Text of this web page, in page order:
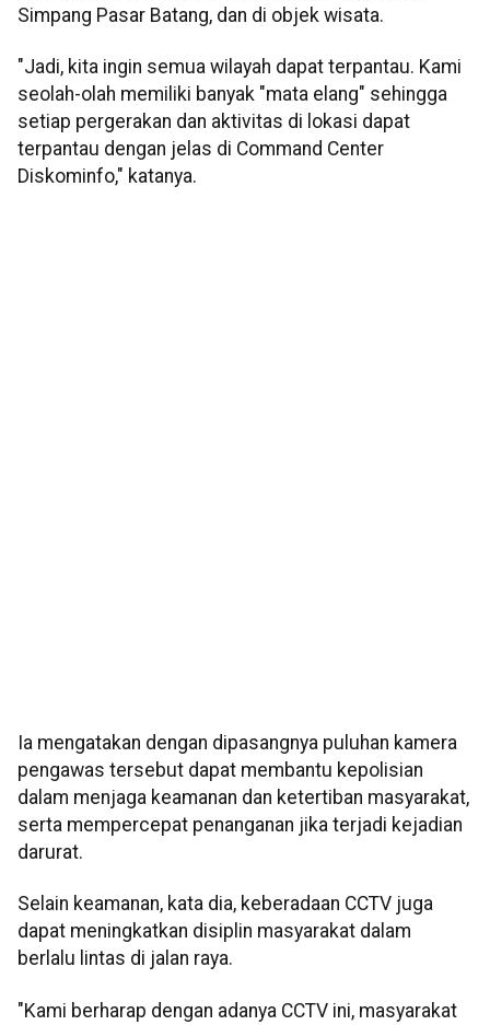
Simpang Pasar Batang, dan di objek wisata.
"Jadi, kita ingin semua wilayah dapat terpantau. Kami
seolah-olah memiliki banyak "mata elang" sehingga
setiap pergerakan dan aktivitas di lokasi dapat
terpantau dengan jelas di Command Center
Diskominfo," katanya.
Ia mengatakan dengan dipasangnya puluhan kamera
pengawas tersebut dapat membantu kepolisian
dalam menjaga keamanan dan ketertiban masyarakat,
serta mempercepat penanganan jika terjadi kejadian
darurat.
Selain keamanan, kata dia, keberadaan CCTV juga
dapat meningkatkan disiplin masyarakat dalam
berlalu lintas di jalan raya.
"Kami berharap dengan adanya CCTV ini, masyarakat